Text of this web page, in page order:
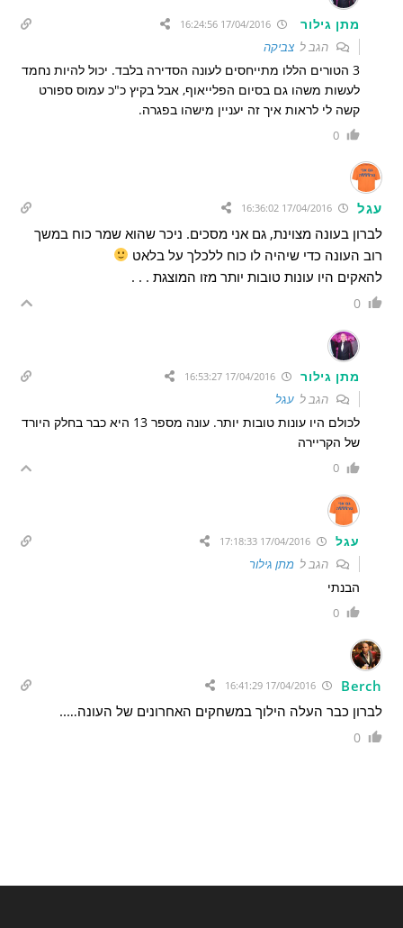
מתן גילור
הגב לצביקה
3 הטורים הללו מתייחסים לעונה הסדירה בלבד. יכול להיות נחמד
לעשות משהו גם בסיום הפלייאוף, אבל בקיץ כ"כ עמוס ספורט
קשה לי לראות איך זה יעניין מישהו בפגרה.
0
עגל
לברון בעונה מצוינת, גם אני מסכים. ניכר שהוא שמר כוח במשך
רוב העונה כדי שיהיה לו כוח ללכלך על בלאט
להאקים היו עונות טובות יותר מזו המוצגת . . .
0
מתן גילור
הגב לעגל
לכולם היו עונות טובות יותר. עונה מספר 13 היא כבר בחלק היורד
של הקריירה
0
עגל
הגב למתן גילור
הבנתי
0
Berch
לברון כבר העלה הילוך במשחקים האחרונים של העונה…..
0